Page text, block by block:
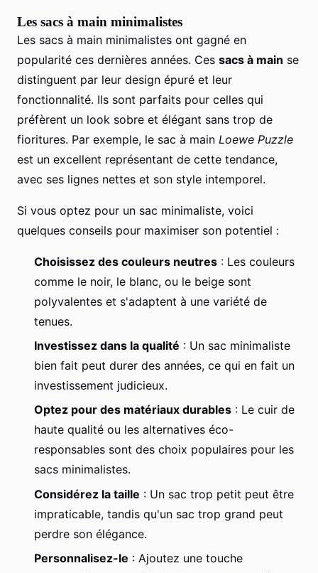
Les sacs à main minimalistes
Les sacs à main minimalistes ont gagné en
popularité ces dernières années. Ces sacs à main se
distinguent par leur design épuré et leur
fonctionnalité. Ils sont parfaits pour celles qui
préfèrent un look sobre et élégant sans trop de
fioritures. Par exemple, le sac à main Loewe Puzzle
est un excellent représentant de cette tendance,
avec ses lignes nettes et son style intemporel.
Si vous optez pour un sac minimaliste, voici
quelques conseils pour maximiser son potentiel :
Choisissez des couleurs neutres : Les couleurs
comme le noir, le blanc, ou le beige sont
polyvalentes et s'adaptent à une variété de
tenues.
Investissez dans la qualité : Un sac minimaliste
bien fait peut durer des années, ce qui en fait un
investissement judicieux.
Optez pour des matériaux durables : Le cuir de
haute qualité ou les alternatives éco-
responsables sont des choix populaires pour les
sacs minimalistes.
Considérez la taille : Un sac trop petit peut être
impraticable, tandis qu'un sac trop grand peut
perdre son élégance.
Personnalisez-le : Ajoutez une touche